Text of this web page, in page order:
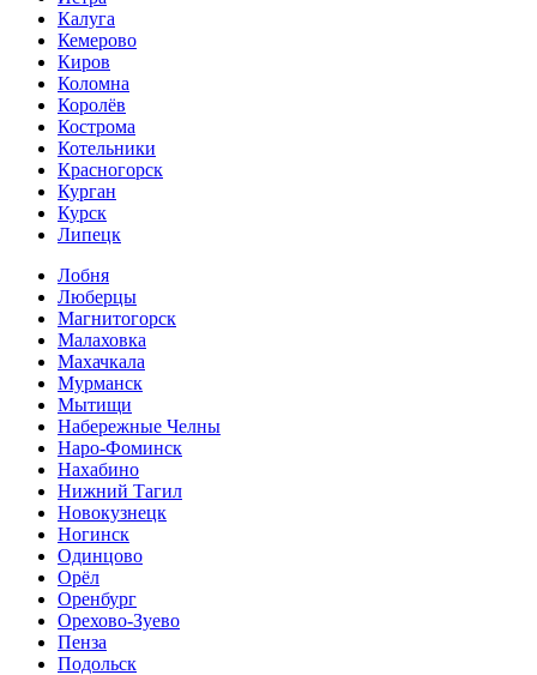
Калуга
Кемерово
Киров
Коломна
Королёв
Кострома
Котельники
Красногорск
Курган
Курск
Липецк
Лобня
Люберцы
Магнитогорск
Малаховка
Махачкала
Мурманск
Мытищи
Набережные Челны
Наро-Фоминск
Нахабино
Нижний Тагил
Новокузнецк
Ногинск
Одинцово
Орёл
Оренбург
Орехово-Зуево
Пенза
Подольск